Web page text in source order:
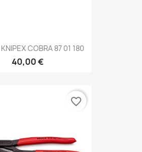
COBRA 87 01 180
40,00 €
favorite_border